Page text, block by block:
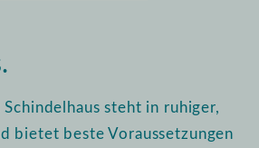
steht in ruhiger,
bietet beste Voraussetzungen